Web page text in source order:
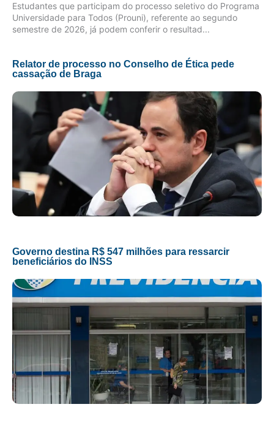
Estudantes que participam do processo seletivo do Programa
Universidade para Todos (Prouni), referente ao segundo
semestre de 2026, já podem conferir o resultad...
Relator de processo no Conselho de Ética pede
cassação de Braga
Governo destina R$ 547 milhões para ressarcir
beneficiários do INSS